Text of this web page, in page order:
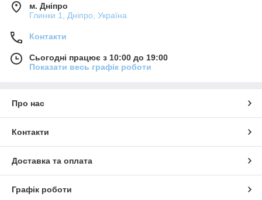
м. Дніпро
Глинки 1, Дніпро, Україна
Контакти
Сьогодні працює з 10:00 до 19:00
Показати весь графік роботи
Про нас
Контакти
Доставка та оплата
Графік роботи